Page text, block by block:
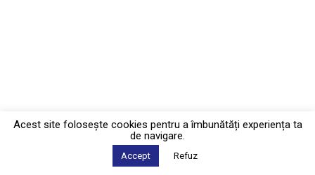
Acest site foloseşte cookies pentru a îmbunătăți experiența ta
de navigare.
Accept Refuz